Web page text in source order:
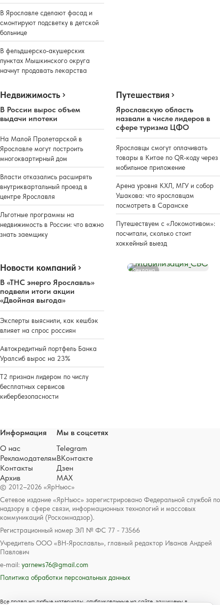
В Ярославле сделают фасад и
смонтируют подсветку в детской
больнице
В фельдшерско-акушерских
пунктах Мышкинского округа
начнут продавать лекарства
Недвижимость
В России вырос объем
выдачи ипотеки
На Малой Пролетарской в
Ярославле могут построить
многоквартирный дом
Власти отказались расширять
внутриквартальный проезд в
центре Ярославля
Льготные программы на
недвижимость в России: что важно
знать заемщику
Путешествия
Ярославскую область
назвали в числе лидеров в
сфере туризма ЦФО
Ярославцы смогут оплачивать
товары в Китае по QR-коду через
мобильное приложение
Арена уровня КХЛ, МГУ и собор
Ушакова: что ярославцам
посмотреть в Саранске
Путешествуем с «Локомотивом»:
посчитали, сколько стоит
хоккейный выезд
Новости компаний
В «ТНС энерго Ярославль»
подвели итоги акции
«Двойная выгода»
Эксперты выяснили, как кешбэк
влияет на спрос россиян
Автокредитный портфель Банка
Уралсиб вырос на 23%
Т2 признан лидером по числу
бесплатных сервисов
кибербезопасности
Реклама
© 2012–2026 «ЯрНьюс»
Сетевое издание «ЯрНьюс» зарегистрировано Федеральной службой по
надзору в сфере связи, информационных технологий и массовых
коммуникаций (Роскомнадзор).
Регистрационный номер ЭЛ № ФС 77 - 73566
Учредитель ООО «ВН-Ярославль», главный редактор Иванов Андрей
Павлович
e-mail: yarnews76@gmail.com
Политика обработки персональных данных
Все права на любые материалы, опубликованные на сайте, защищены в
Информация
О нас
Рекламодателям
Контакты
Архив
Мы в соцсетях
Telegram
ВКонтакте
Дзен
MAX